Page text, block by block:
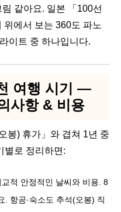
같아요. 일본 「100선
위에서 보는 360도 파노
이트 중 하나입니다.
여행 시기 —
사항 & 비용
봉) 휴가」와 겹쳐 1년 중
별로 정리하면:
교적 안정적인 날씨와 비용. 8
. 항공·숙소도 추석(오봉) 직